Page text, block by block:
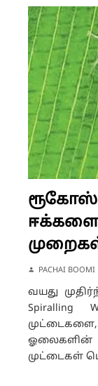
ரூகோஸ்
PACHAI BOOMI
வயது
Spiralling
ஓலைகளின்
முட்டைகள்